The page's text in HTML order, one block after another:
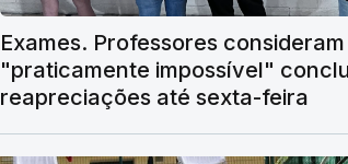
Exames. Professores consideram
"praticamente impossível"
reapreciações até sexta-feira